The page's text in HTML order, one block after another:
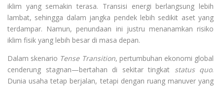
iklim yang semakin terasa. Transisi energi berlangsung lebih
lambat, sehingga dalam jangka pendek lebih sedikit aset yang
terdampar. Namun, penundaan ini justru menanamkan risiko
iklim fisik yang lebih besar di masa depan.
Dalam skenario Tense Transition, pertumbuhan ekonomi global
cenderung stagnan—bertahan di sekitar tingkat
status quo.
Dunia usaha tetap berjalan, tetapi dengan ruang manuver yang